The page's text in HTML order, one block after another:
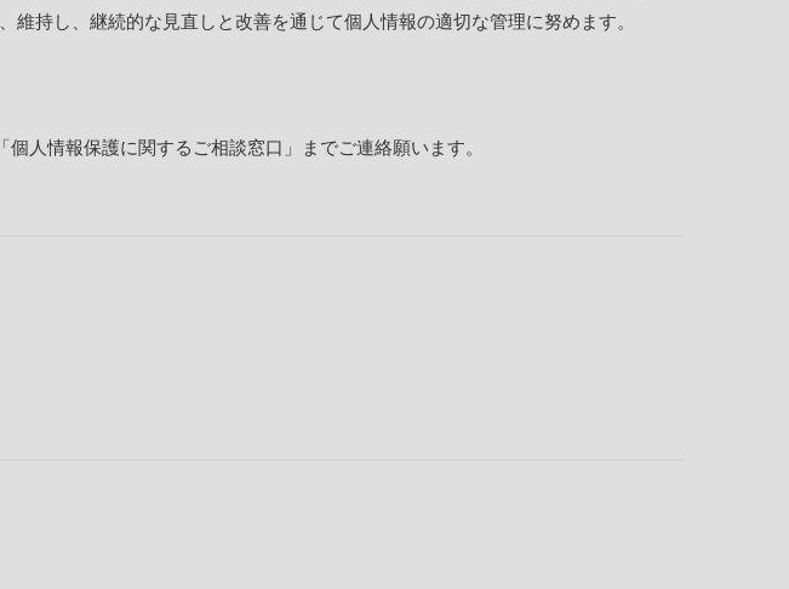
持し、継続的な見直しと改善を通じて個人情報の適切な管理に努めます。
人情報保護に関するご相談窓口」までご連絡願います。